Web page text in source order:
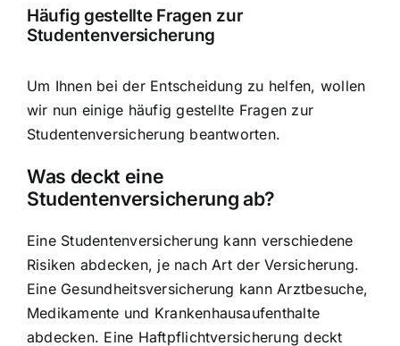
Häufig gestellte Fragen zur
Studentenversicherung
Um Ihnen bei der Entscheidung zu helfen, wollen
wir nun einige häufig gestellte Fragen zur
Studentenversicherung beantworten.
Was deckt eine
Studentenversicherung ab?
Eine Studentenversicherung kann verschiedene
Risiken abdecken, je nach Art der Versicherung.
Eine Gesundheitsversicherung kann Arztbesuche,
Medikamente und Krankenhausaufenthalte
abdecken. Eine Haftpflichtversicherung deckt